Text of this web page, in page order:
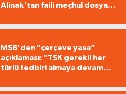
Alinak'tan faili meçhul dosyası
MSB'den "çerçeve yasa”
açıklaması: "TSK gerekli her
türlü tedbiri almaya devam